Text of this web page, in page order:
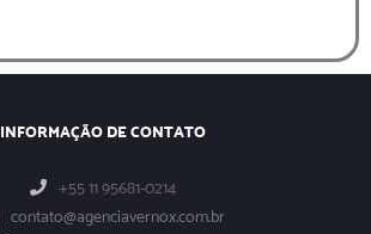
INFORMAÇÃO DE CONTATO
+55 11 95681-0214
contato@agenciavernox.com.br